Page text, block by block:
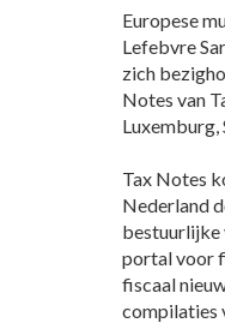
Europese
Lefebvre
zich
Notes van
Luxemburg,
Tax Notes
Nederland
bestuurlijke
portal voor
fiscaal
compilaties